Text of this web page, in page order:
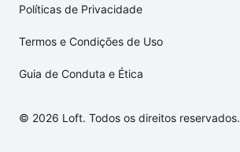
Políticas de Privacidade
Termos e Condições de Uso
Guia de Conduta e Ética
© 2026 Loft. Todos os direitos reservados.